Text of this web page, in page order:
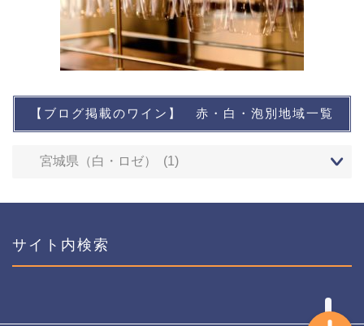
【ブログ掲載のワイン】 赤・白・泡別地域一覧
サイト内検索
想い出に残るワイン